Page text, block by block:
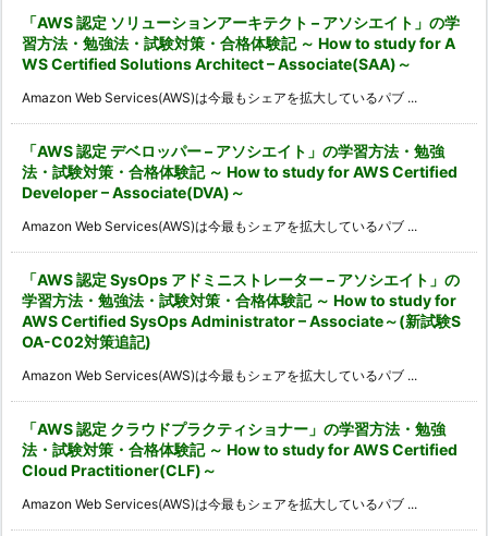
「AWS 認定 ソリューションアーキテクト – アソシエイト」の学
習方法・勉強法・試験対策・合格体験記 ～ How to study for A
WS Certified Solutions Architect – Associate(SAA)～
Amazon Web Services(AWS)は今最もシェアを拡大しているパブ ...
「AWS 認定 デベロッパー – アソシエイト」の学習方法・勉強
法・試験対策・合格体験記 ～ How to study for AWS Certified
Developer – Associate(DVA)～
Amazon Web Services(AWS)は今最もシェアを拡大しているパブ ...
「AWS 認定 SysOps アドミニストレーター – アソシエイト」の
学習方法・勉強法・試験対策・合格体験記 ～ How to study for
AWS Certified SysOps Administrator – Associate～(新試験S
OA-C02対策追記)
Amazon Web Services(AWS)は今最もシェアを拡大しているパブ ...
「AWS 認定 クラウドプラクティショナー」の学習方法・勉強
法・試験対策・合格体験記 ～ How to study for AWS Certified
Cloud Practitioner(CLF)～
Amazon Web Services(AWS)は今最もシェアを拡大しているパブ ...